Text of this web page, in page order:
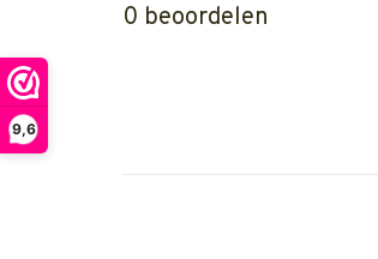
9,6
0 beoordelen